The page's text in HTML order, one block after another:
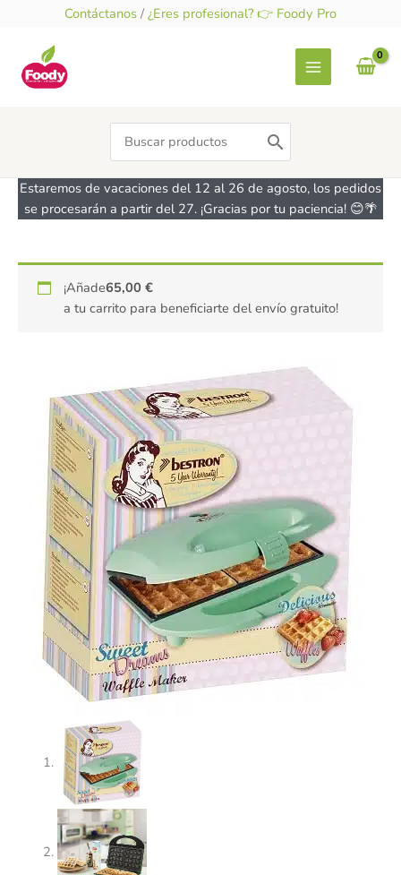
contenido
Contáctanos / ¿Eres profesional? 👉 Foody Pro
Search
for:
Estaremos de vacaciones del 12 al 26 de agosto, los pedidos
se procesarán a partir del 27. ¡Gracias por tu paciencia! 😊🌴
¡Añade65,00€
a tu carrito para beneficiarte del envío gratuito!
Maquina